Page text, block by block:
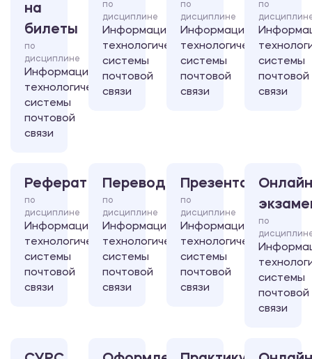
на
билеты
по
дисциплине
Информационно-
технологические
системы
почтовой
связи
по
дисциплине
Информационно-
технологические
системы
почтовой
связи
по
дисциплине
Информационно-
технологические
системы
почтовой
связи
по
системы
почтовой
связи
Реферат
по
дисциплине
Информационно-
технологические
системы
почтовой
связи
Перевод
по
дисциплине
Информационно-
технологические
системы
почтовой
связи
Презентация
по
дисциплине
Информационно-
технологические
системы
почтовой
связи
по
системы
почтовой
связи